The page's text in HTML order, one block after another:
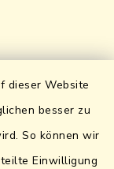
dieser Website
besser zu
So können wir
Einwilligung